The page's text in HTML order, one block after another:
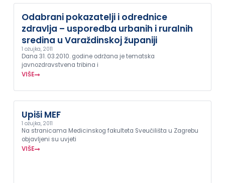
Odabrani pokazatelji i odrednice
zdravlja – usporedba urbanih i ruralnih
sredina u Varaždinskoj županiji
1 ožujka, 2011
Dana 31. 03.2010. godine održana je tematska
javnozdravstvena tribina i
VIŠE
Upiši MEF
1 ožujka, 2011
Na stranicama Medicinskog fakulteta Sveučilišta u Zagrebu
objavljeni su uvjeti
VIŠE